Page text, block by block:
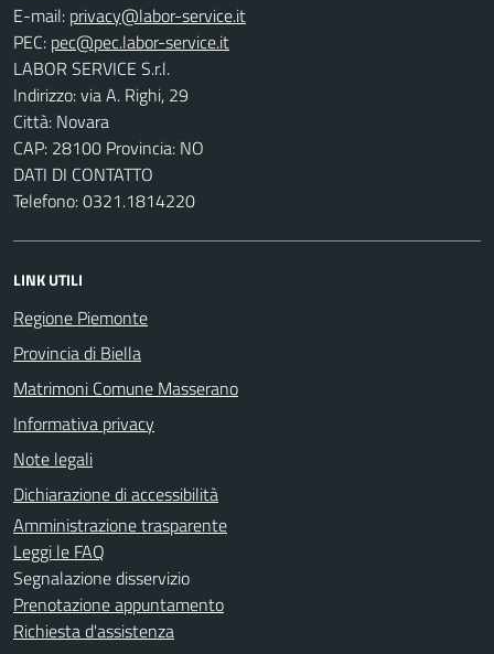
E-mail:
PEC:
LABOR SERVICE S.r.l.
Indirizzo: via A. Righi, 29
Città: Novara
CAP: 28100 Provincia: NO
DATI DI CONTATTO
Telefono: 0321.1814220
LINK UTILI
Regione Piemonte
Provincia di Biella
Matrimoni Comune Masserano
Informativa privacy
Note legali
Dichiarazione di accessibilità
Amministrazione trasparente
Leggi le FAQ
Segnalazione disservizio
Prenotazione appuntamento
Richiesta d'assistenza